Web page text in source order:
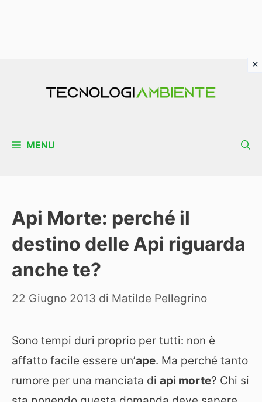
MENU
Api Morte: perché il
destino delle Api riguarda
anche te?
22 Giugno 2013 di Matilde Pellegrino
Sono tempi duri proprio per tutti: non è
affatto facile essere un’ape. Ma perché tanto
rumore per una manciata di api morte? Chi si